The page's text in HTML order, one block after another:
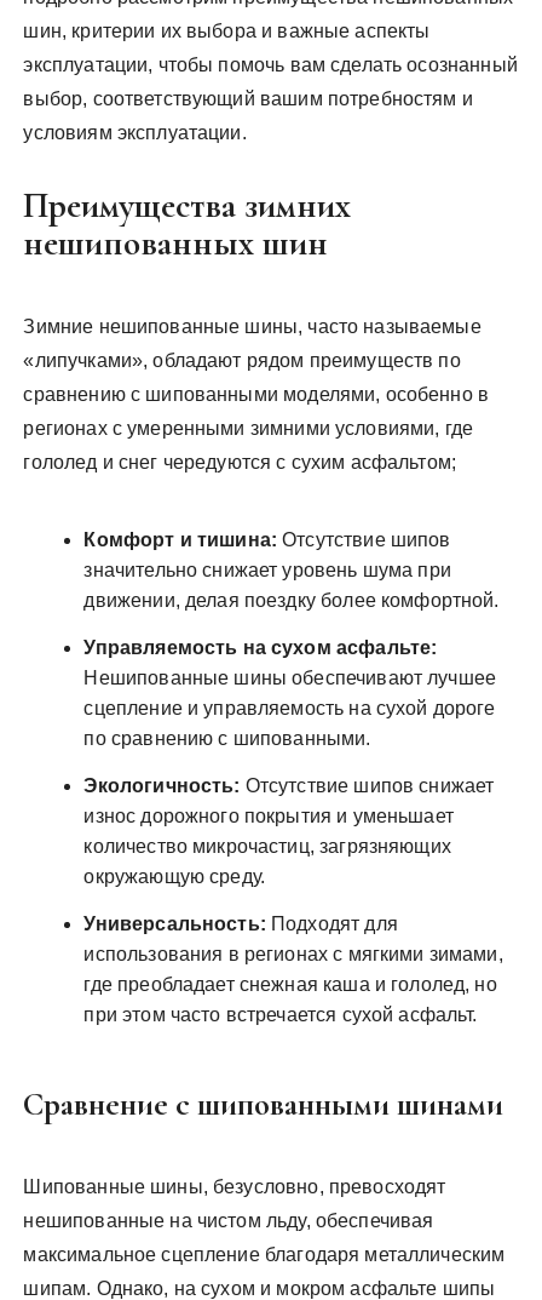
шин, критерии их выбора и важные аспекты
эксплуатации, чтобы помочь вам сделать осознанный
выбор, соответствующий вашим потребностям и
условиям эксплуатации.
Преимущества зимних
нешипованных шин
Зимние нешипованные шины, часто называемые
«липучками», обладают рядом преимуществ по
сравнению с шипованными моделями, особенно в
регионах с умеренными зимними условиями, где
гололед и снег чередуются с сухим асфальтом;
Комфорт и тишина: Отсутствие шипов
значительно снижает уровень шума при
движении, делая поездку более комфортной.
Управляемость на сухом асфальте:
Нешипованные шины обеспечивают лучшее
сцепление и управляемость на сухой дороге
по сравнению с шипованными.
Экологичность: Отсутствие шипов снижает
износ дорожного покрытия и уменьшает
количество микрочастиц, загрязняющих
окружающую среду.
Универсальность: Подходят для
использования в регионах с мягкими зимами,
где преобладает снежная каша и гололед, но
при этом часто встречается сухой асфальт.
Сравнение с шипованными шинами
Шипованные шины, безусловно, превосходят
нешипованные на чистом льду, обеспечивая
максимальное сцепление благодаря металлическим
шипам. Однако, на сухом и мокром асфальте шипы